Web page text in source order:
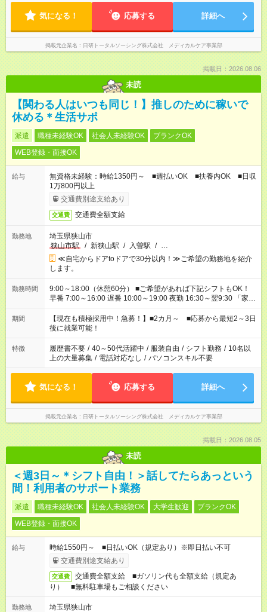
気になる！ 応募する 詳細へ
掲載元企業名 日研トータルソーシング株式会社 メディカルケア事業部
掲載日：2026.08.06
未読
【関わる人はいつも同じ！】推しのために稼いで
休める＊生活サポ
派遣 職種未経験OK 社会人未経験OK
ブランクOK
WEB登録・面接OK
給与
無資格未経験：時給1350円～ ■週払いOK ■扶養内OK ■日収
1万800円以上
交通費別途支給あり
交通費 交通費全額支給
勤務地
埼玉県狭山市
狭山市駅
/ 新狭山駅 / 入曽駅 / …
≪自宅からドアtoドアで30分以内！≫ご希望の勤務地を紹介
します。
勤務時間
9:00～18:00（休憩60分） ■ご希望があれば下記シフトもOK！
早番 7:00～16:00 遅番 10:00～19:00 夜勤 16:30～翌9:30 「家族
と休みを合わせたい」 「余裕を持って夕飯の準備がしたい」
「できれば残業はしたくない」 など、ご希望を教えてください
ね。 ※Wワーク希望の方へ 今ご覧のお仕事で希望する勤務時間
と、もう1つのお仕事の勤務時間。 合計で週40時間を超える場
合は応募できません。
期間
【現在も積極採用中！急募！】■2カ月～ ■応募から最短2～3日
後に就業可能！
特徴 履歴書不要 / 40～50代活躍中 / 服装自由 / シフト勤務 / 10名以
上の大量募集 / 電話対応なし / パソコンスキル不要
気になる！ 応募する 詳細へ
掲載元企業名 日研トータルソーシング株式会社 メディカルケア事業部
掲載日：2026.08.05
未読
＜週3日～＊シフト自由！＞話してたらあっという
間！利用者のサポート業務
派遣 職種未経験OK 社会人未経験OK 大学生歓迎
ブランクOK
WEB登録・面接OK
給与
時給1550円～ ■日払いOK（規定あり）※即日払い不可
交通費別途支給あり
交通費
交通費全額支給 ■ガソリン代も全額支給（規定あ
り） ■無料駐車場もご相談ください
勤務地
埼玉県狭山市